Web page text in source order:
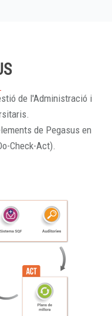
de l'Administració i
de Pegasus en
Check-Act).